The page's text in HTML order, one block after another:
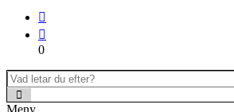
0
Meny